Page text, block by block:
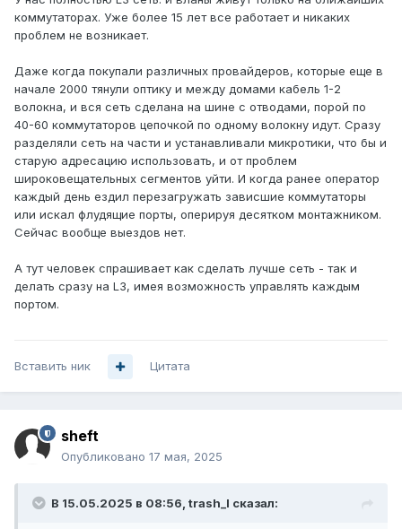
коммутаторах. Уже более 15 лет все работает и никаких
проблем не возникает.
Даже когда покупали различных провайдеров, которые еще в
начале 2000 тянули оптику и между домами кабель 1-2
волокна, и вся сеть сделана на шине с отводами, порой по
40-60 коммутаторов цепочкой по одному волокну идут. Сразу
разделяли сеть на части и устанавливали микротики, что бы и
старую адресацию использовать, и от проблем
широковещательных сегментов уйти. И когда ранее оператор
каждый день ездил перезагружать зависшие коммутаторы
или искал флудящие порты, оперируя десятком монтажником.
Сейчас вообще выездов нет.
А тут человек спрашивает как сделать лучше сеть - так и
делать сразу на L3, имея возможность управлять каждым
портом.
Вставить ник Цитата
sheft
Опубликовано 17 мая, 2025
В 15.05.2025 в 08:56, trash_l сказал: